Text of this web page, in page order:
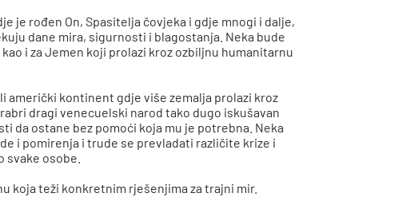
je rođen On, Spasitelja čovjeka i gdje mnogi i dalje,
dane mira, sigurnosti i blagostanja. Neka bude
i za Jemen koji prolazi kroz ozbiljnu humanitarnu
američki kontinent gdje više zemalja prolazi kroz
dragi venecuelski narod tako dugo iskušavan
da ostane bez pomoći koja mu je potrebna. Neka
i pomirenja i trude se prevladati različite krize i
osobe.
koja teži konkretnim rješenjima za trajni mir.